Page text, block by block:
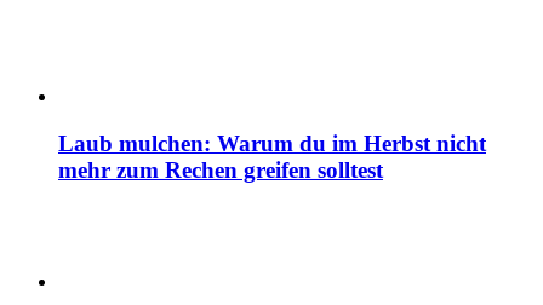
Laub mulchen: Warum du im Herbst nicht
mehr zum Rechen greifen solltest